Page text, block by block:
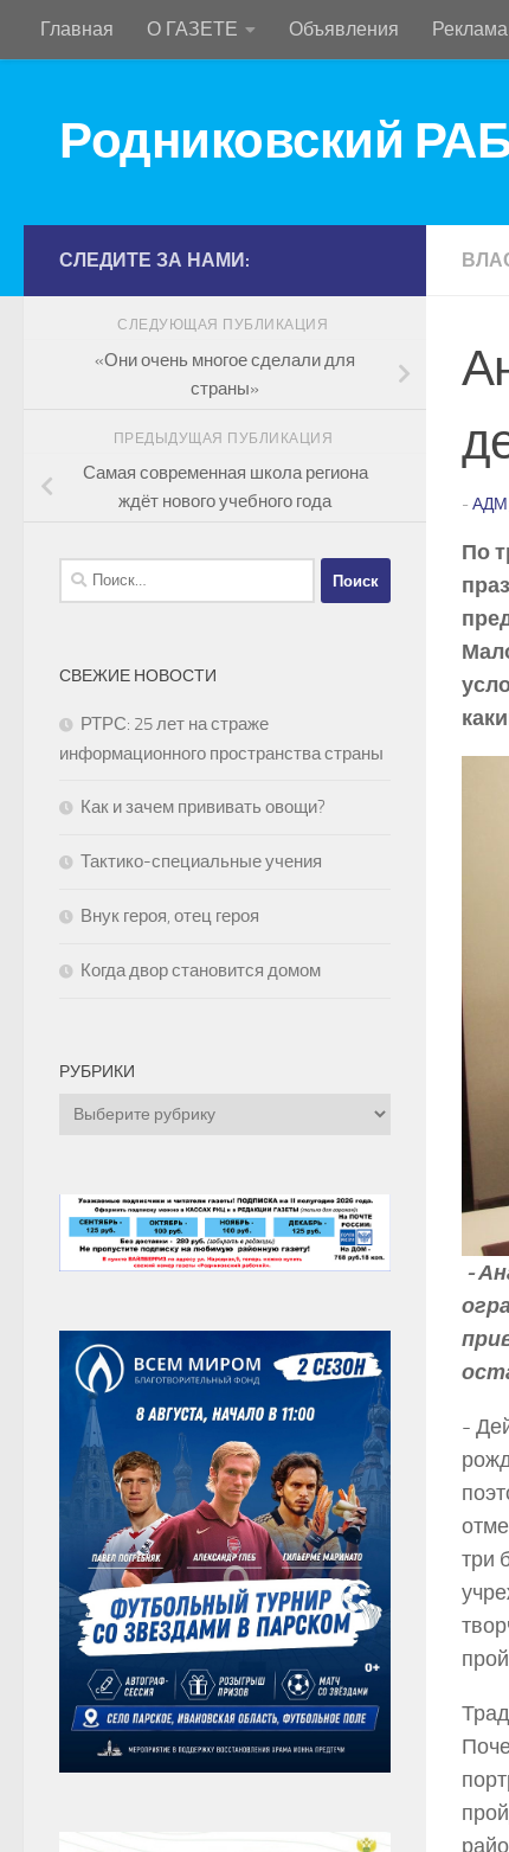
Перейти к содержимому
Главная О ГАЗЕТЕ Объявления Реклама
Родниковский
-
По
-­
-­
три
СЛЕДИТЕ ЗА НАМИ:
СЛЕДУЮЩАЯ ПУБЛИКАЦИЯ
«Они очень многое сделали для
страны»
ПРЕДЫДУЩАЯ ПУБЛИКАЦИЯ
Самая современная школа региона
ждёт нового учебного года
Найти:
СВЕЖИЕ НОВОСТИ
РТРС: 25 лет на страже
информационного пространства страны
Как и зачем прививать овощи?
Тактико-специальные учения
Внук героя, отец героя
Когда двор становится домом
РУБРИКИ
Рубрики